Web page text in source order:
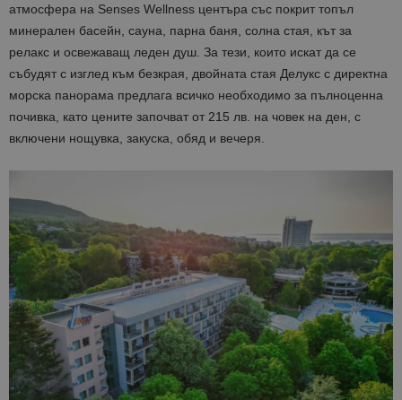
атмосфера на Senses Wellness центъра със покрит топъл
минерален басейн, сауна, парна баня, солна стая, кът за
релакс и освежаващ леден душ. За тези, които искат да се
събудят с изглед към безкрая, двойната стая Делукс с директна
морска панорама предлага всичко необходимо за пълноценна
почивка, като цените започват от 215 лв. на човек на ден, с
включени нощувка, закуска, обяд и вечеря.